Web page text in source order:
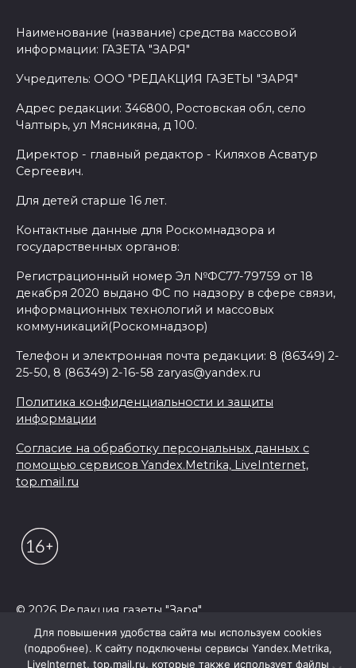
Наименование (название) средства массовой
информации: ГАЗЕТА "ЗАРЯ"
Учредитель: ООО "РЕДАКЦИЯ ГАЗЕТЫ "ЗАРЯ"
Адрес редакции: 346800, Ростовская обл, село
Чалтырь, ул Мясникяна, д 100.
Директор - главный редактор - Киляхов Асватур
Сергеевич.
Для детей старше 16 лет.
Контактные данные для Роскомнадзора и
государственных органов:
Регистрационный номер Эл №ФС77-79759 от 18
декабря 2020 выдано ФС по надзору в сфере связи,
информационных технологий и массовых
коммуникаций(Роскомнадзор)
Телефон и электронная почта редакции: 8 (86349) 2-
25-50, 8 (86349) 2-16-58 zaryas@yandex.ru
Политика конфиденциальности и защиты
информации
Согласие на обработку персональных данных с
помощью сервисов Yandex.Metrika, LiveInternet,
top.mail.ru
© 2026 Редакция газеты "Заря"
Для повышения удобства сайта мы используем cookies
(подробнее). К сайту подключены сервисы Yandex.Metrika,
LiveInternet, top.mail.ru, которые также использует файлы